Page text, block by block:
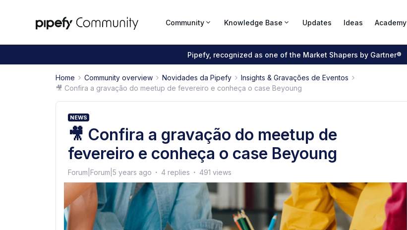
Community Knowledge Base Updates Ideas Academy
Pipefy, recognized as one of the Market Shapers by Gartner®
Home Community overview Novidades da Pipefy
Insights & Gravações de Eventos
🎥 Confira a gravação do meetup de fevereiro e conheça o case Beyoung
NEWS
🎥 Confira a gravação do meetup de
fevereiro e conheça o case Beyoung
Forum|Forum|5 years ago 4 replies 491 views